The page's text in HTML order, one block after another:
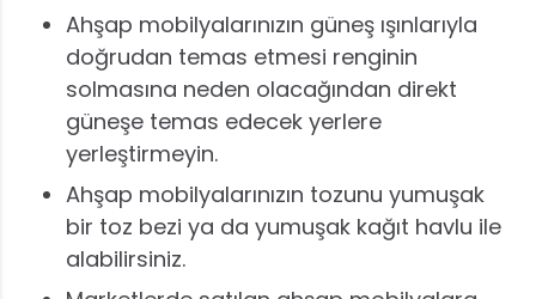
Ahşap mobilyalarınızın güneş ışınlarıyla
doğrudan temas etmesi renginin
solmasına neden olacağından direkt
güneşe temas edecek yerlere
yerleştirmeyin.
Ahşap mobilyalarınızın tozunu yumuşak
bir toz bezi ya da yumuşak kağıt havlu ile
alabilirsiniz.